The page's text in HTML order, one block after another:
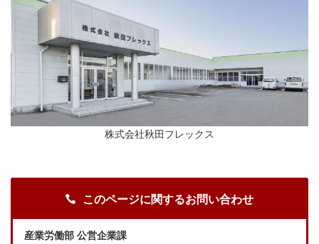
株式会社秋田フレックス
このページに関するお問い合わせ
産業労働部 公営企業課